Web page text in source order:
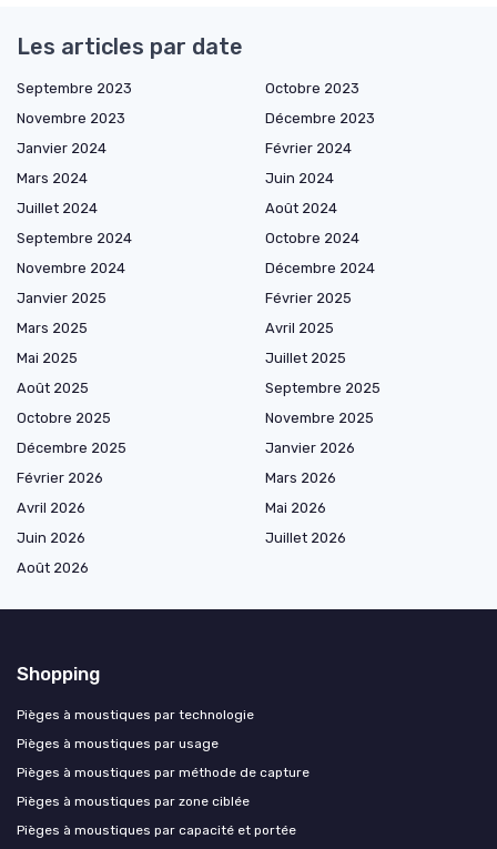
Les articles par date
Septembre 2023
Octobre 2023
Novembre 2023
Décembre 2023
Janvier 2024
Février 2024
Mars 2024
Juin 2024
Juillet 2024
Août 2024
Septembre 2024
Octobre 2024
Novembre 2024
Décembre 2024
Janvier 2025
Février 2025
Mars 2025
Avril 2025
Mai 2025
Juillet 2025
Août 2025
Septembre 2025
Octobre 2025
Novembre 2025
Décembre 2025
Janvier 2026
Février 2026
Mars 2026
Avril 2026
Mai 2026
Juin 2026
Juillet 2026
Août 2026
Shopping
Pièges à moustiques par technologie
Pièges à moustiques par usage
Pièges à moustiques par méthode de capture
Pièges à moustiques par zone ciblée
Pièges à moustiques par capacité et portée